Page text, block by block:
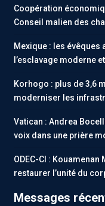
Coopération
Conseil malien des
Mexique : les
l’esclavage moderne
Korhogo : plus de 3,6
moderniser les
Vatican : Andrea
voix dans une prière
ODEC-CI :
restaurer l’unité du
Messages